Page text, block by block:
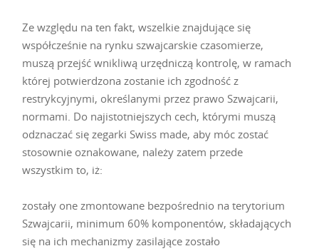
Ze względu na ten fakt, wszelkie znajdujące się
współcześnie na rynku szwajcarskie czasomierze,
muszą przejść wnikliwą urzędniczą kontrolę, w ramach
której potwierdzona zostanie ich zgodność z
restrykcyjnymi, określanymi przez prawo Szwajcarii,
normami. Do najistotniejszych cech, którymi muszą
odznaczać się zegarki Swiss made, aby móc zostać
stosownie oznakowane, należy zatem przede
wszystkim to, iż:
zostały one zmontowane bezpośrednio na terytorium
Szwajcarii, minimum 60% komponentów, składających
się na ich mechanizmy zasilające zostało